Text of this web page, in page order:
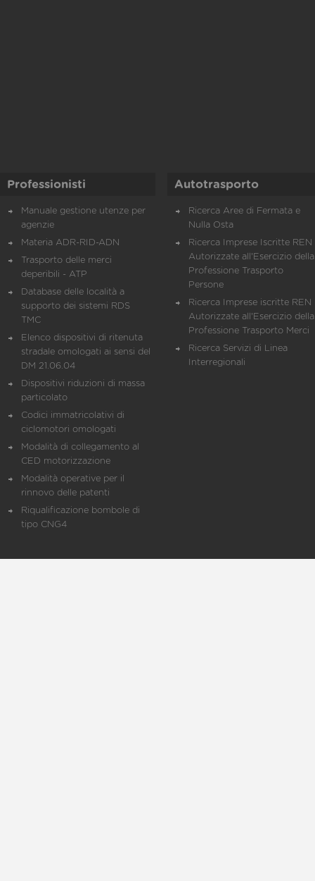
Professionisti
Manuale gestione utenze per
agenzie
Materia ADR-RID-ADN
Trasporto delle merci
deperibili - ATP
Database delle località a
supporto dei sistemi RDS
TMC
Elenco dispositivi di ritenuta
stradale omologati ai sensi del
DM 21.06.04
Dispositivi riduzioni di massa
particolato
Codici immatricolativi di
ciclomotori omologati
Modalità di collegamento al
CED motorizzazione
Modalità operative per il
rinnovo delle patenti
Riqualificazione bombole di
tipo CNG4
Autotrasporto
Ricerca Aree di Fermata e
Nulla Osta
Ricerca Imprese Iscritte REN
Autorizzate all'Esercizio della
Professione Trasporto
Persone
Ricerca Imprese iscritte REN
Autorizzate all'Esercizio della
Professione Trasporto Merci
Ricerca Servizi di Linea
Interregionali